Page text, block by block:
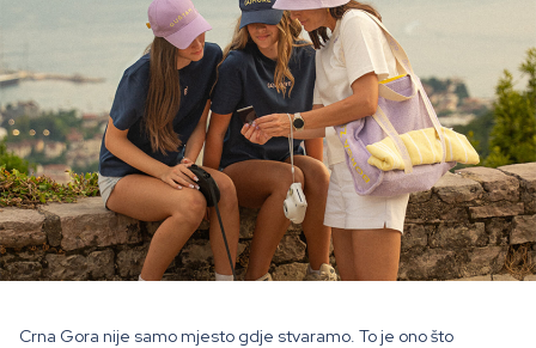
Crna Gora nije samo mjesto gdje stvaramo. To je ono što